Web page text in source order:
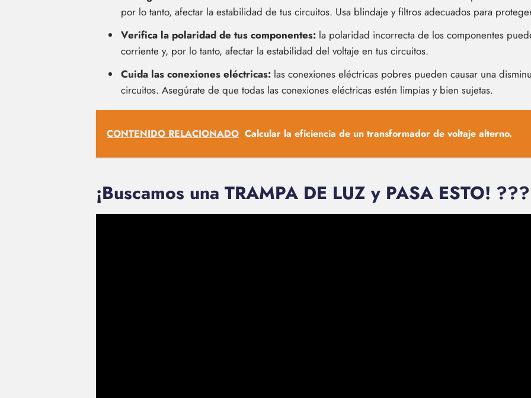
por lo tanto, afectar la estabilidad de tus circuitos. Usa blindaje y filtros adecuados para
Verifica la polaridad de tus componentes: la polaridad incorrecta de los componentes
corriente y, por lo tanto, afectar la estabilidad del voltaje en tus circuitos.
Cuida las conexiones eléctricas: las conexiones eléctricas pobres pueden causar una
circuitos. Asegúrate de que todas las conexiones eléctricas estén limpias y bien sujetas.
CONTENIDO RELACIONADO Calcular la eficiencia de un transformador de voltaje alterno.
¡Buscamos una TRAMPA DE LUZ y PASA ESTO!